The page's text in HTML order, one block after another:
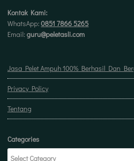
Kontak Kami:
WhatsApp: 0851 7866 5265
Email: guru@peletasli.com
Jasa Pelet Ampuh 100% Berhasil Dan
Privacy Policy
Tentang
Categories